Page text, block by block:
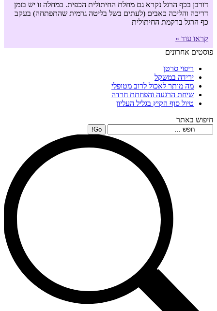
דורבן בכף הרגל נקרא גם מחלת החיתולית הכפית. במחלה זו יש בזמן
דריכה והליכה כאבים (לעתים בשל בליטה גרמית שהתפתחה) בעקב
כף הרגל ברקמת החיתולית
קראו עוד »
פוסטים אחרונים
ריפוי סרטן
ירידה במשקל
מה מותר לאכול לרוב מטופלי
שיחת הרגעה והפחתת חרדה
טיול סוף הקיץ בגליל העליון
חיפוש באתר
Search: